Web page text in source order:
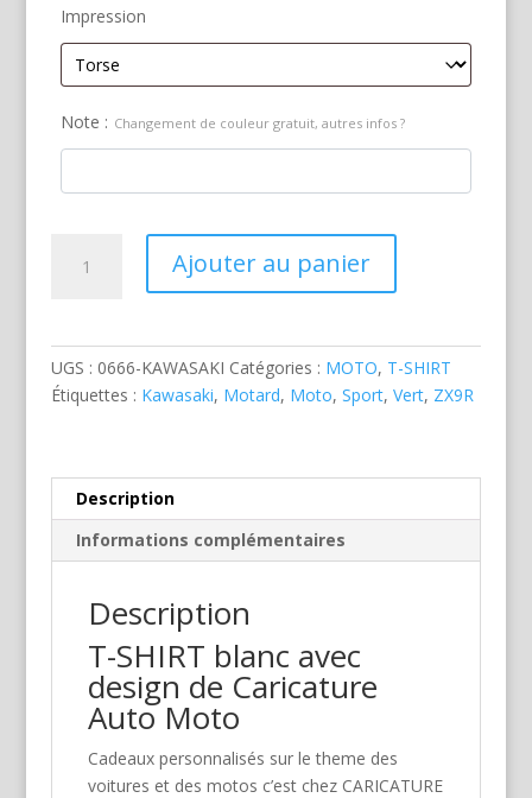
Impression
Note : Changement de couleur gratuit, autres infos ?
Ajouter au panier
UGS : 0666-KAWASAKI Catégories : MOTO, T-SHIRT
Étiquettes : Kawasaki, Motard, Moto, Sport, Vert, ZX9R
Description
Informations complémentaires
Description
T-SHIRT blanc avec
design de Caricature
Auto Moto
Cadeaux personnalisés sur le theme des
voitures et des motos c’est chez CARICATURE